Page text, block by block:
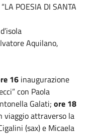
POESIA DI SANTA
Aquilano,
16 inaugurazione
con Paola
Galati; ore 18
viaggio attraverso la
(sax) e Micaela